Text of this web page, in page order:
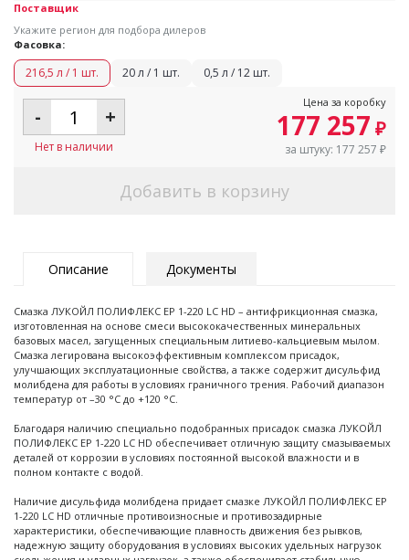
Поставщик
Укажите регион для подбора дилеров
Фасовка:
216,5 л / 1 шт. 20 л / 1 шт. 0,5 л / 12 шт.
- +
Нет в наличии
Цена за коробку
177 257 ₽
за штуку: 177 257 ₽
Добавить в корзину
Описание Документы
Смазка ЛУКОЙЛ ПОЛИФЛЕКС ЕР 1-220 LC HD – антифрикционная смазка,
изготовленная на основе смеси высококачественных минеральных
базовых масел, загущенных специальным литиево-кальциевым мылом.
Смазка легирована высокоэффективным комплексом присадок,
улучшающих эксплуатационные свойства, а также содержит дисульфид
молибдена для работы в условиях граничного трения. Рабочий диапазон
температур от –30 °С до +120 °С.
Благодаря наличию специально подобранных присадок смазка ЛУКОЙЛ
ПОЛИФЛЕКС ЕР 1-220 LC HD обеспечивает отличную защиту смазываемых
деталей от коррозии в условиях постоянной высокой влажности и в
полном контакте с водой.
Наличие дисульфида молибдена придает смазке ЛУКОЙЛ ПОЛИФЛЕКС ЕР
1-220 LC HD отличные противоизносные и противозадирные
характеристики, обеспечивающие плавность движения без рывков,
надежную защиту оборудования в условиях высоких удельных нагрузок